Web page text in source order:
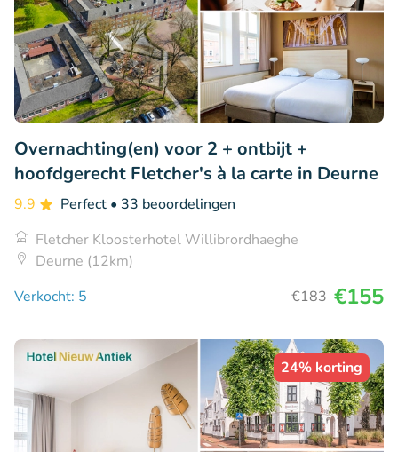
Overnachting(en) voor 2 + ontbijt +
hoofdgerecht Fletcher's à la carte in Deurne
9.9 Perfect • 33 beoordelingen
Fletcher Kloosterhotel Willibrordhaeghe
Deurne (12km)
Verkocht: 5
€183 €155
24% korting